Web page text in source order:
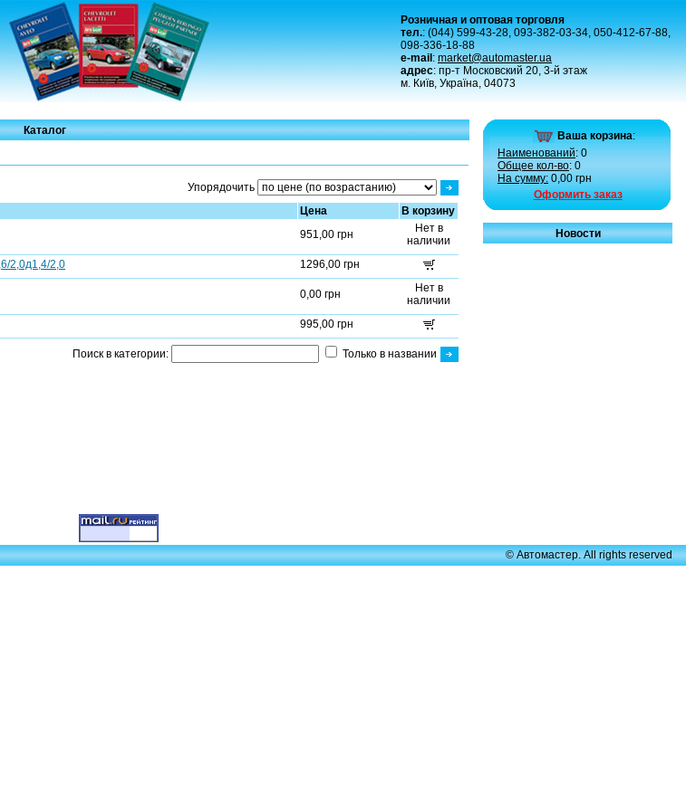
Розничная и оптовая торговля
тел.: (044) 599-43-28, 093-382-03-34, 050-412-67-88,
098-336-18-88
e-mail :market@automaster.ua
адрес: пр-т Московский 20, 3-й этаж
м. Київ, Україна, 04073
Каталог
Упорядочить
Цена
В корзину
951,00 грн
Нет в
наличии
2,0д1,4/2,0 1296,00 грн
0,00 грн
Нет в
наличии
995,00 грн
Поиск в категории: Только в названии
Ваша корзина:
Наименований: 0
Общее кол-во: 0
На сумму: 0,00 грн
Оформить заказ
Новости
© Автомастер. All rights reserved